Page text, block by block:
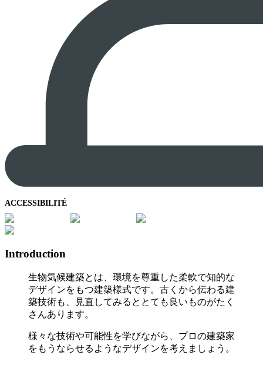
ACCESSIBILITÉ
Introduction
生物気候建築とは、環境を尊重した柔軟で知的な
デザインをもつ建築様式です。古くから伝わる建
築技術も、見直してみるととても良いものがたく
さんあります。
様々な技術や可能性を学びながら、プロの建築家
をもうならせるようなデザインを考えましょう。